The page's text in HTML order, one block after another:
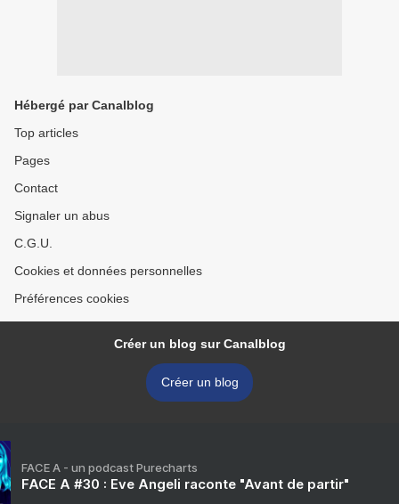
Hébergé par Canalblog
Top articles
Pages
Contact
Signaler un abus
C.G.U.
Cookies et données personnelles
Préférences cookies
Créer un blog sur Canalblog
Créer un blog
FACE A - un podcast Purecharts
FACE A #30 : Eve Angeli raconte "Avant de partir"